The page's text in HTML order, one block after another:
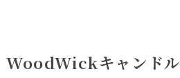
WoodWickキャンドル